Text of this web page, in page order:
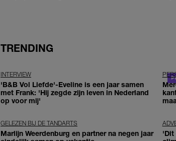
TRENDING
INTERVIEW
'B&B Vol Liefde'-Eveline is een jaar samen
met Frank: 'Hij zegde zijn leven in Nederland
op voor mij'
GELEZEN BIJ DE TANDARTS
Marlijn Weerdenburg en partner na negen jaar
'Dit